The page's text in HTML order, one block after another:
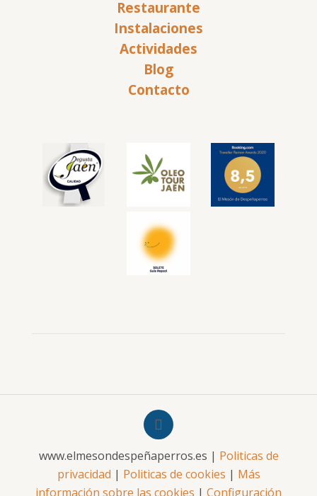
Restaurante
Instalaciones
Actividades
Blog
Contacto
www.elmesondespeñaperros.es | Politicas de
privacidad | Politicas de cookies | Más
información sobre las cookies | Configuración